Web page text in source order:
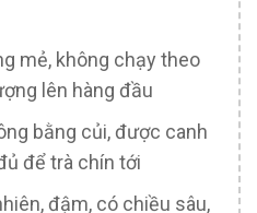
mẻ, không chạy theo
lên hàng đầu
bằng củi, được canh
để trà chín tới
đậm, có chiều sâu,